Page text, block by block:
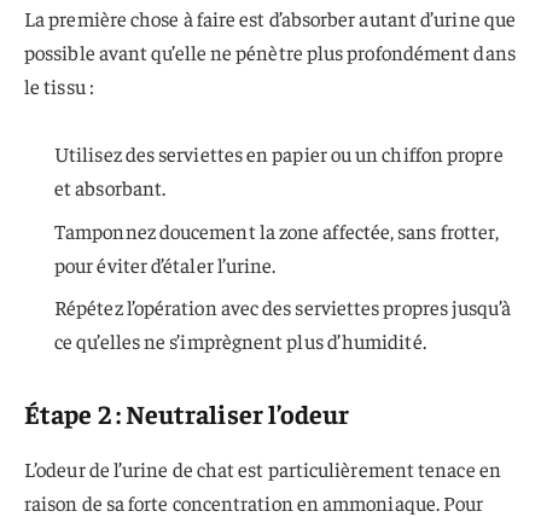
La première chose à faire est d’absorber autant d’urine que
possible avant qu’elle ne pénètre plus profondément dans
le tissu :
Utilisez des serviettes en papier ou un chiffon propre
et absorbant.
Tamponnez doucement la zone affectée, sans frotter,
pour éviter d’étaler l’urine.
Répétez l’opération avec des serviettes propres jusqu’à
ce qu’elles ne s’imprègnent plus d’humidité.
Étape 2 : Neutraliser l’odeur
L’odeur de l’urine de chat est particulièrement tenace en
raison de sa forte concentration en ammoniaque. Pour